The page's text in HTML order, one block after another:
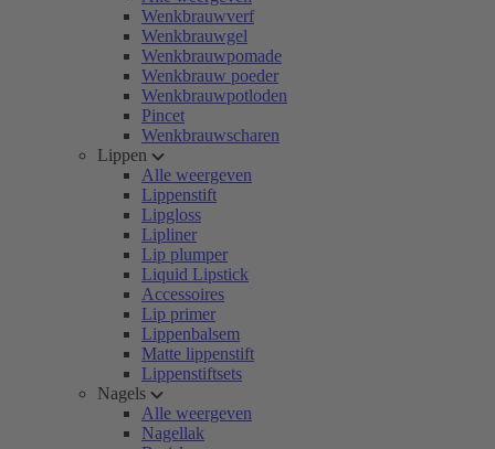
Wenkbrauwverf
Wenkbrauwgel
Wenkbrauwpomade
Wenkbrauw poeder
Wenkbrauwpotloden
Pincet
Wenkbrauwscharen
Lippen
Alle weergeven
Lippenstift
Lipgloss
Lipliner
Lip plumper
Liquid Lipstick
Accessoires
Lip primer
Lippenbalsem
Matte lippenstift
Lippenstiftsets
Nagels
Alle weergeven
Nagellak